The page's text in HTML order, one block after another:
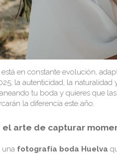
está en constante evolución,
la autenticidad, la
tu boda y quieres que
la diferencia este año.
arte de capturar
una fotografía boda Huelva